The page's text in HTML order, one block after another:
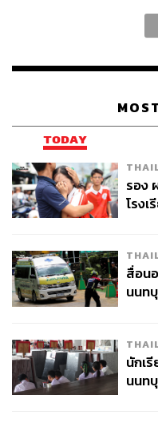
TODAY
รอง
โรง
สื่อน
นนท
นักเ
นนท